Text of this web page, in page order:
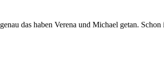
das haben Verena und Michael getan.